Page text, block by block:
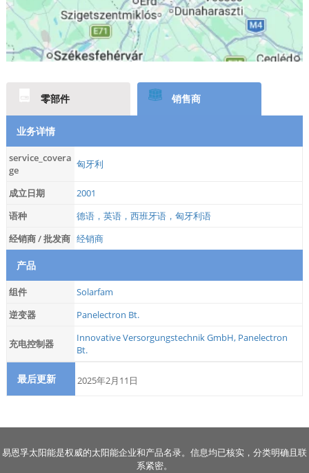
零部件 销售商
业务详情
service_covera
ge
匈牙利
成立日期
2001
语种
德语，英语，西班牙语，匈牙利语
经销商 / 批发商 经销商
产品
组件
Solarfam
逆变器
Panelectron Bt.
充电控制器 Innovative Versorgungstechnik GmbH, Panelectron
Bt.
最后更新 2025年2月11日
易恩孚太阳能是权威的太阳能企业和产品名录。信息均已核实，分类明确且联
系紧密。